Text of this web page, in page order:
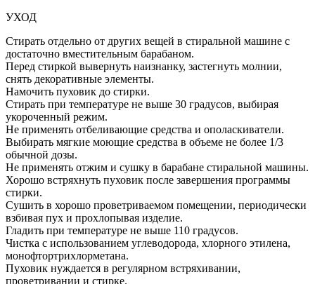
УХОД
Стирать отдельно от других вещей в стиральной машине с
достаточно вместительным барабаном.
Перед стиркой вывернуть наизнанку, застегнуть молнии,
снять декоративные элементы.
Намочить пуховик до стирки.
Стирать при температуре не выше 30 градусов, выбирая
укороченный режим.
Не применять отбеливающие средства и ополаскиватели.
Выбирать мягкие моющие средства в объеме не более 1/3
обычной дозы.
Не применять отжим и сушку в барабане стиральной машины.
Хорошо встряхнуть пуховик после завершения программы
стирки.
Сушить в хорошо проветриваемом помещении, периодически
взбивая пух и прохлопывая изделие.
Гладить при температуре не выше 110 градусов.
Чистка с использованием углеводорода, хлорного этилена,
монофтортрихлорметана.
Пуховик нуждается в регулярном встряхивании,
проветривании и стирке.